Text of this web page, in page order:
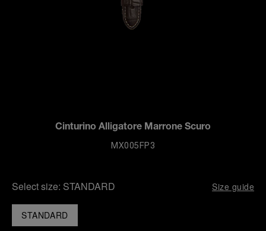
Cinturino Alligatore Marrone Scuro
MX005FP3
Select size: STANDARD Size guide
STANDARD